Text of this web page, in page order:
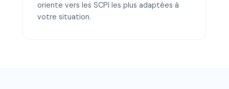
oriente vers les SCPI les plus adaptées à
votre situation.